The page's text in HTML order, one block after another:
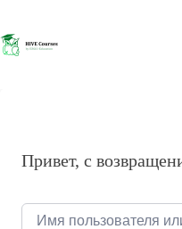
сути
Привет, с